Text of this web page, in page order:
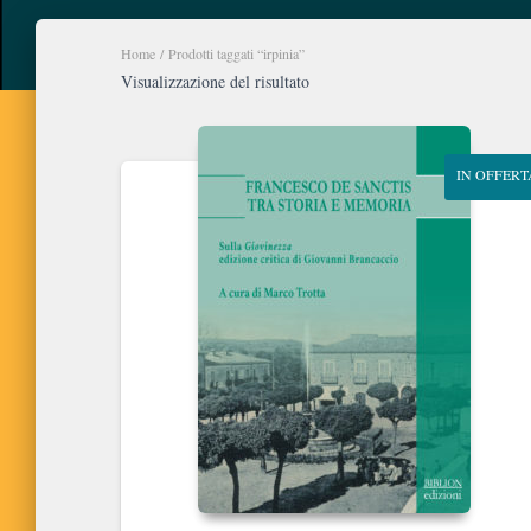
Home / Prodotti taggati “irpinia”
Visualizzazione del risultato
IN